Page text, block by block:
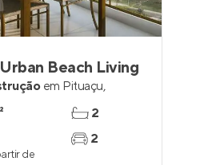
Beach Living
em Pituaçu,
2
2
de